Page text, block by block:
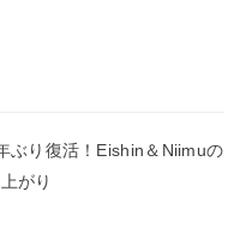
ぶり復活！Eishin＆Niimuの
がり